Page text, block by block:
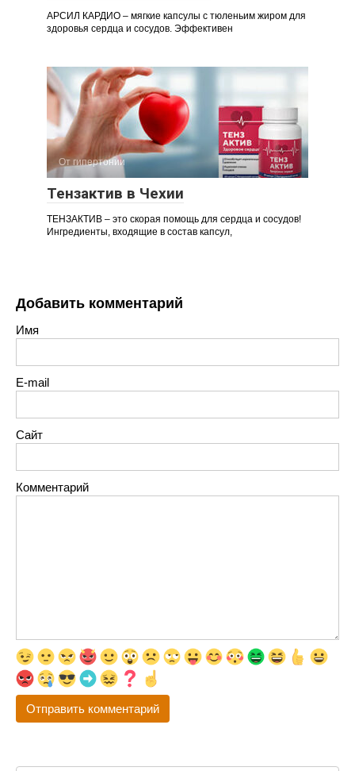
АРСИЛ КАРДИО – мягкие капсулы с тюленьим жиром для
здоровья сердца и сосудов. Эффективен
От гипертонии
Тензактив в Чехии
ТЕНЗАКТИВ – это скорая помощь для сердца и сосудов!
Ингредиенты, входящие в состав капсул,
Добавить комментарий
Имя
E-mail
Сайт
Комментарий